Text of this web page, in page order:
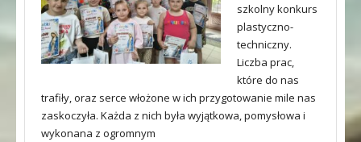
szkolny konkurs
plastyczno-
techniczny.
Liczba prac,
które do nas
trafiły, oraz serce włożone w ich przygotowanie mile nas
zaskoczyła. Każda z nich była wyjątkowa, pomysłowa i
wykonana z ogromnym